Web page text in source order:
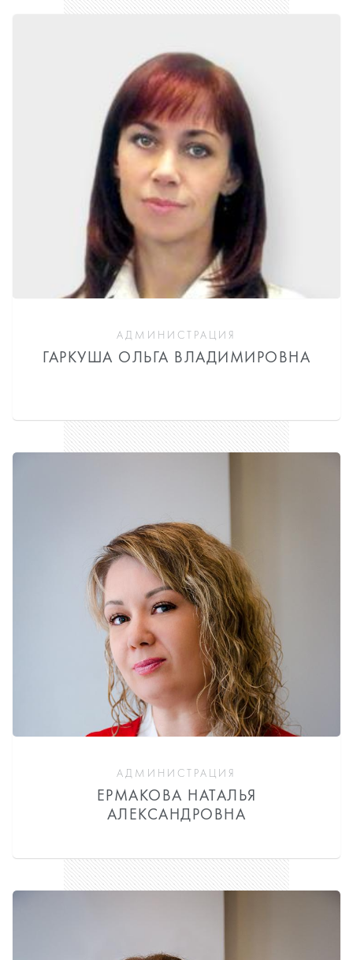
АДМИНИСТРАЦИЯ
ГАРКУША ОЛЬГА ВЛАДИМИРОВНА
АДМИНИСТРАЦИЯ
ЕРМАКОВА НАТАЛЬЯ
АЛЕКСАНДРОВНА